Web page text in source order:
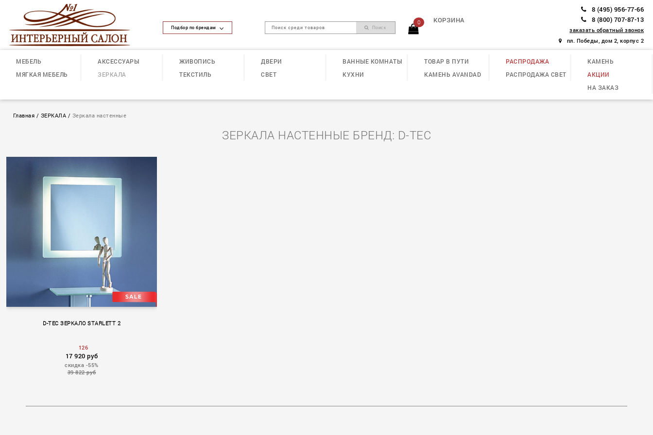
Подбор по брендам Поиск
0 КОРЗИНА
8 (495) 956-77-66
8 (800) 707-87-13
заказать обратный звонок
пл. Победы, дом 2, корпус 2
МЕБЕЛЬ
МЯГКАЯ МЕБЕЛЬ
АКСЕССУАРЫ
ЗЕРКАЛА
ЖИВОПИСЬ
ТЕКСТИЛЬ
ДВЕРИ
СВЕТ
ВАННЫЕ КОМНАТЫ
КУХНИ
ТОВАР В ПУТИ
КАМЕНЬ AVANDAD
РАСПРОДАЖА
РАСПРОДАЖА СВЕТ
КАМЕНЬ
АКЦИИ
НА ЗАКАЗ
Главная / ЗЕРКАЛА / Зеркала настенные
ЗЕРКАЛА НАСТЕННЫЕ БРЕНД: D-TEC
D-TEC ЗЕРКАЛО STARLETT 2
126
17 920 руб
скидка -55%
39 822 руб